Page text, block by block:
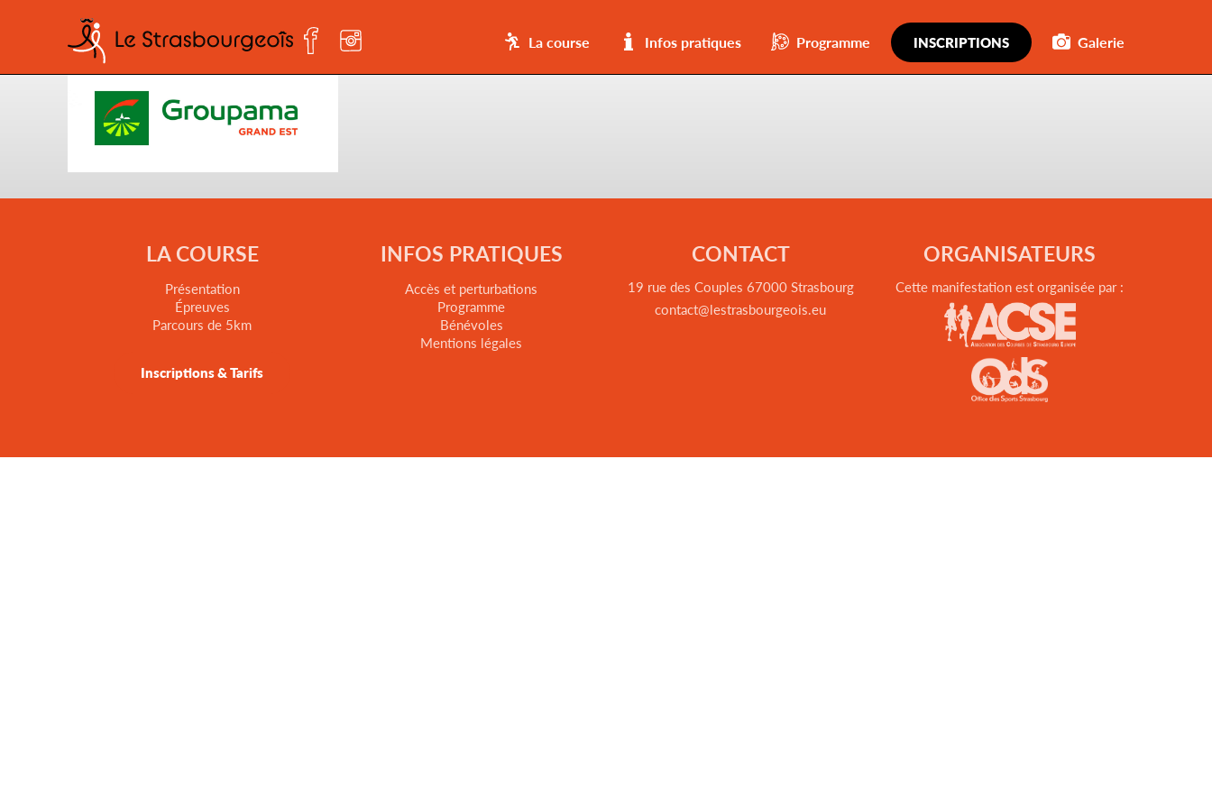
La course Infos pratiques Programme INSCRIPTIONS Galerie
Groupama_Gra-Est_Quad
LA COURSE
Présentation
Épreuves
Parcours de 5km
Inscriptions & Tarifs
INFOS PRATIQUES
Accès et perturbations
Programme
Bénévoles
Mentions légales
CONTACT
19 rue des Couples 67000 Strasbourg
contact@lestrasbourgeois.eu
ORGANISATEURS
Cette manifestation est organisée par :